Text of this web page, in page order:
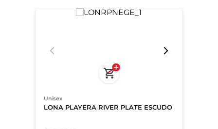
Unisex
LONA PLAYERA RIVER PLATE ESCUDO